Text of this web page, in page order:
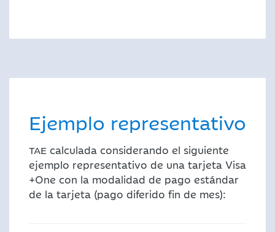
Ejemplo representativo
TAE calculada considerando el siguiente
ejemplo representativo de una tarjeta Visa
+One con la modalidad de pago estándar
de la tarjeta (pago diferido fin de mes):